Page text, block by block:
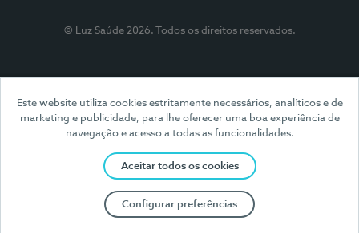
Este website utiliza cookies estritamente necessários, analíticos e de
marketing e publicidade, para lhe oferecer uma boa experiência de
navegação e acesso a todas as funcionalidades.
Aceitar todos os cookies
Configurar preferências
© Luz Saúde 2026. Todos os direitos reservados.